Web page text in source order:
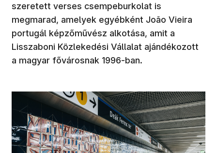
szeretett verses csempeburkolat is
megmarad, amelyek egyébként João Vieira
portugál képzőművész alkotása, amit a
Lisszaboni Közlekedési Vállalat ajándékozott
a magyar fővárosnak 1996-ban.